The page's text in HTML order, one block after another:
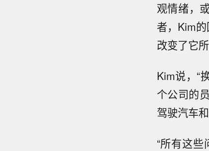
观情绪，
者，Kim
改变了它
Kim说，“
个公司的
驾驶汽车
“所有这